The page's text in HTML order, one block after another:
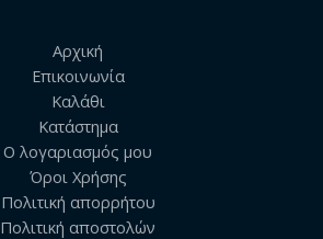
Αρχική
Επικοινωνία
Καλάθι
Κατάστημα
Ο λογαριασμός μου
Όροι Χρήσης
Πολιτική απορρήτου
Πολιτική αποστολών